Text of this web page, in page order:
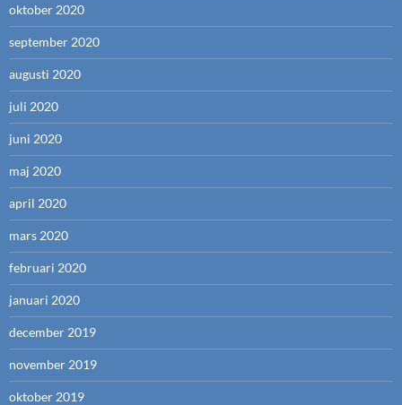
oktober 2020
september 2020
augusti 2020
juli 2020
juni 2020
maj 2020
april 2020
mars 2020
februari 2020
januari 2020
december 2019
november 2019
oktober 2019